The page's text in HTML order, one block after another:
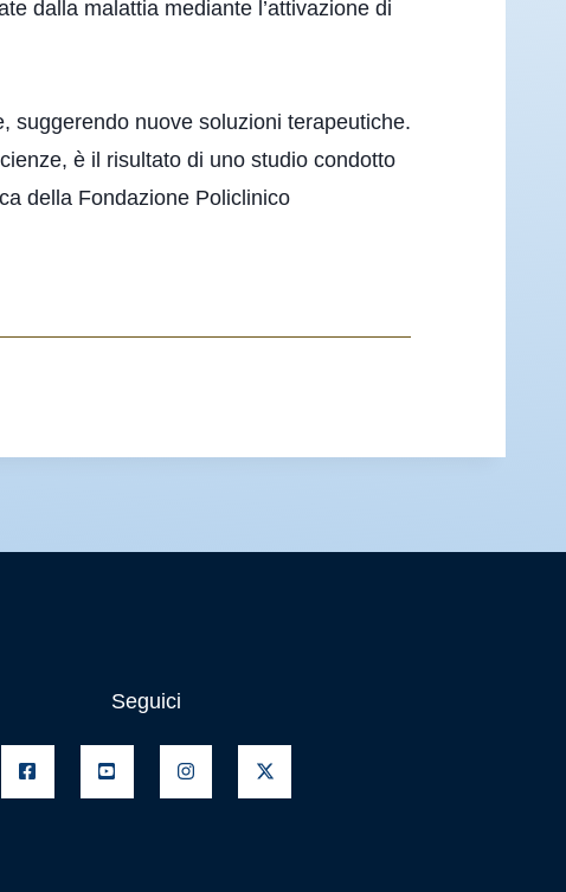
dalla malattia mediante l’attivazione di
suggerendo nuove soluzioni terapeutiche.
è il risultato di uno studio condotto
della Fondazione Policlinico
Seguici